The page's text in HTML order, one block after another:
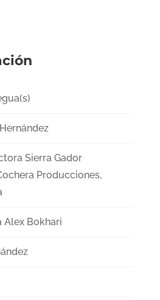
Sierra Gador
Producciones,
Bokhari